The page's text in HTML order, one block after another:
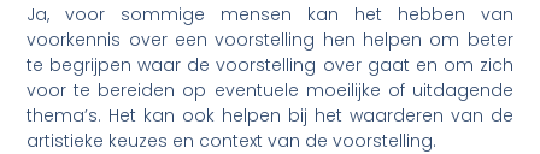
Ja, voor sommige mensen kan het hebben van
voorkennis over een voorstelling hen helpen om beter
te begrijpen waar de voorstelling over gaat en om zich
voor te bereiden op eventuele moeilijke of uitdagende
thema’s. Het kan ook helpen bij het waarderen van de
artistieke keuzes en context van de voorstelling.